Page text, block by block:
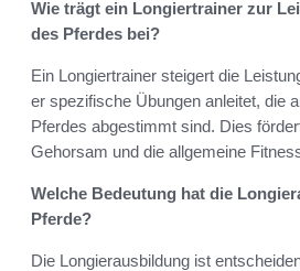
Wie trägt ein Longiertrainer zur
des Pferdes bei?
Ein Longiertrainer steigert die
er spezifische Übungen anleitet, die
Pferdes abgestimmt sind. Dies
Gehorsam und die allgemeine
Welche Bedeutung hat die
Pferde?
Die Longierausbildung ist